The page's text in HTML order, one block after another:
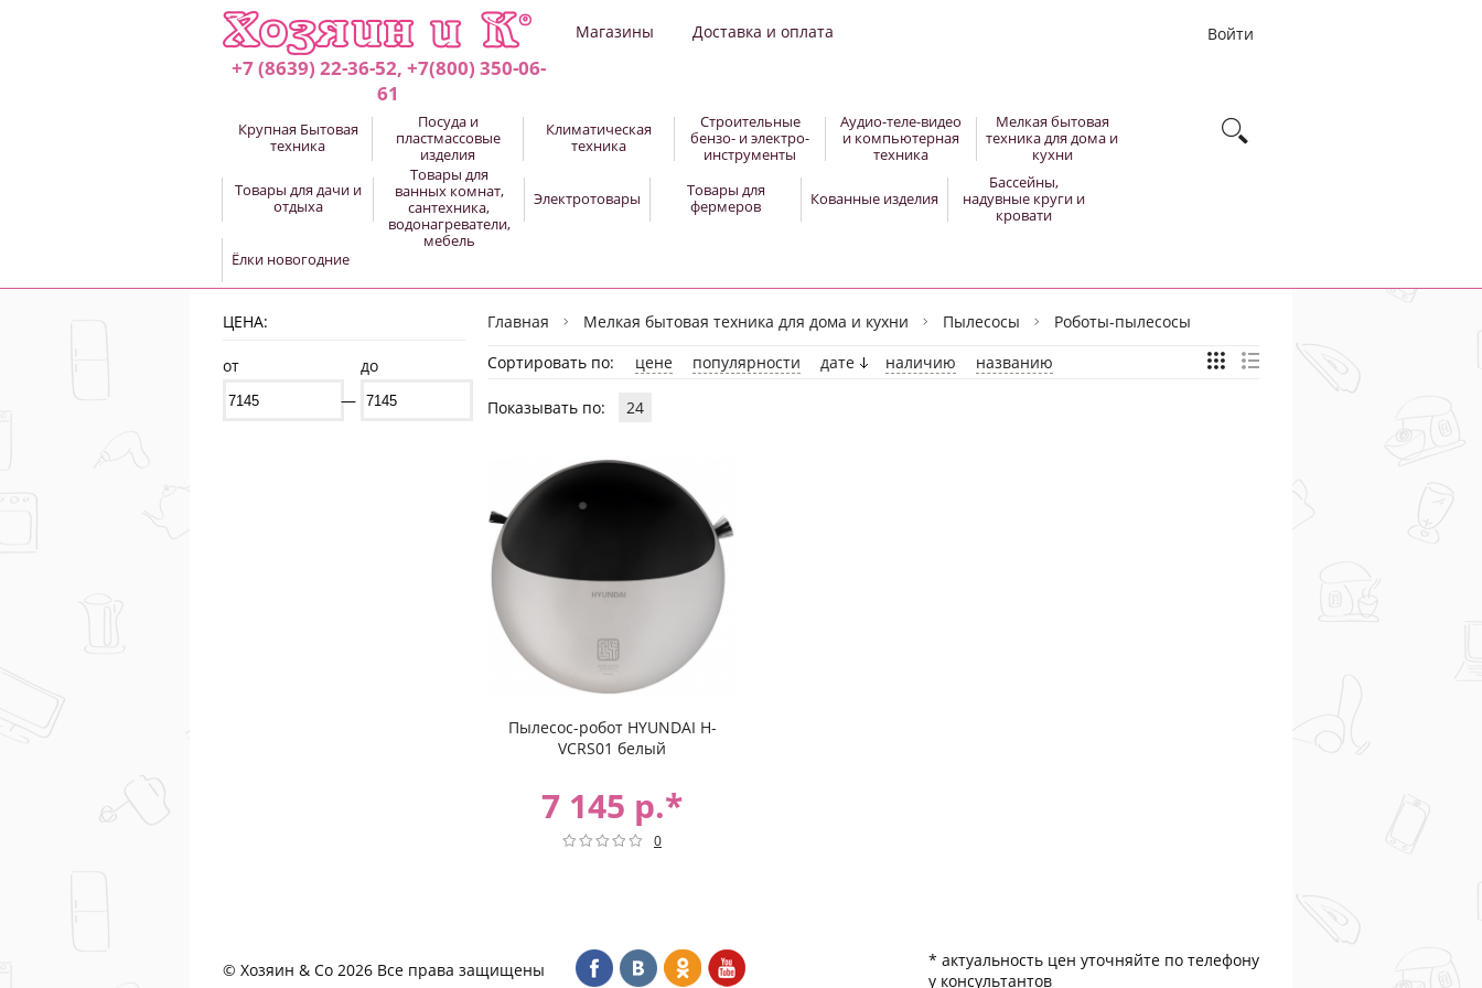
+7 (8639) 22-36-52, +7(800) 350-06-
61
Магазины Доставка и оплата Войти
Крупная Бытовая
техника
Посуда и
пластмассовые
изделия
Климатическая
техника
Строительные
бензо- и электро-
инструменты
Аудио-теле-видео
и компьютерная
техника
Мелкая бытовая
техника для дома и
кухни
Товары для дачи и
отдыха
Товары для
ванных комнат,
сантехника,
водонагреватели,
мебель
Электротовары
Товары для
фермеров
Кованные изделия
Бассейны,
надувные круги и
кровати
Ёлки новогодние
ЦЕНА:
от
до
—
Главная Мелкая бытовая техника для дома и кухни Пылесосы
Роботы-пылесосы
Сортировать по:
цене популярности дате наличию названию
Показывать по: 24
Пылесос-робот HYUNDAI H-
VCRS01 белый
7 145 р.*
0
© Хозяин & Co 2026 Все права защищены
* актуальность цен уточняйте по телефону
у консультантов